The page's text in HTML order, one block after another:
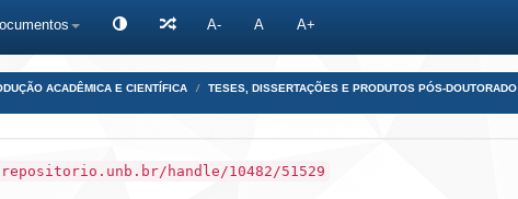
A- A A+
ACADÊMICA E CIENTÍFICA TESES, DISSERTAÇÕES E PRODUTOS PÓS-DOUTORADO
handle/10482/51529